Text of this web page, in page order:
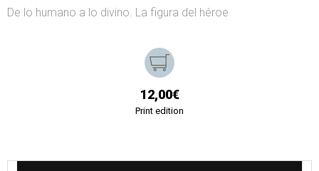
De lo humano a lo divino. La figura del héroe
12,00€
Print edition